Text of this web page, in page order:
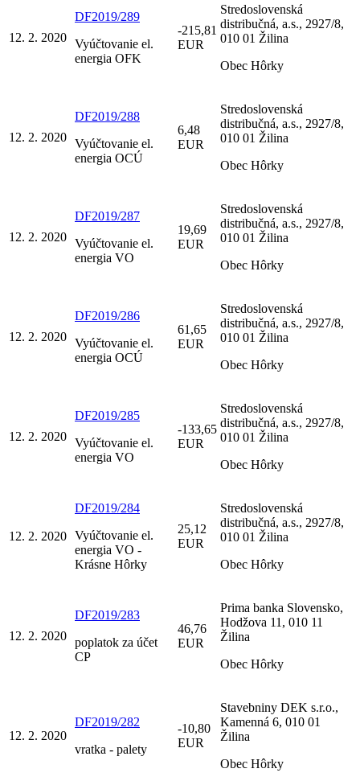
12. 2. 2020
DF2019/289
Vyúčtovanie el.
energia OFK
-215,81
EUR
Stredoslovenská
distribučná, a.s., 2927/8,
010 01 Žilina
Obec Hôrky
12. 2. 2020
DF2019/288
Vyúčtovanie el.
energia OCÚ
6,48
EUR
Stredoslovenská
distribučná, a.s., 2927/8,
010 01 Žilina
Obec Hôrky
12. 2. 2020
DF2019/287
Vyúčtovanie el.
energia VO
19,69
EUR
Stredoslovenská
distribučná, a.s., 2927/8,
010 01 Žilina
Obec Hôrky
12. 2. 2020
DF2019/286
Vyúčtovanie el.
energia OCÚ
61,65
EUR
Stredoslovenská
distribučná, a.s., 2927/8,
010 01 Žilina
Obec Hôrky
12. 2. 2020
DF2019/285
Vyúčtovanie el.
energia VO
-133,65
EUR
Stredoslovenská
distribučná, a.s., 2927/8,
010 01 Žilina
Obec Hôrky
12. 2. 2020
DF2019/284
Vyúčtovanie el.
energia VO -
Krásne Hôrky
25,12
EUR
Stredoslovenská
distribučná, a.s., 2927/8,
010 01 Žilina
Obec Hôrky
12. 2. 2020
DF2019/283
poplatok za účet
CP
46,76
EUR
Prima banka Slovensko,
Hodžova 11, 010 11
Žilina
Obec Hôrky
12. 2. 2020
DF2019/282
vratka - palety
-10,80
EUR
Stavebniny DEK s.r.o.,
Kamenná 6, 010 01
Žilina
Obec Hôrky